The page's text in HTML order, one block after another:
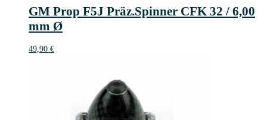
GM Prop F5J Präz.Spinner CFK 32 / 6,00
mm Ø
49,90 €